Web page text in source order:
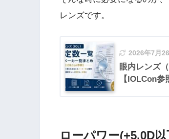
レンズです。
2026年7月
眼内レンズ
【IOLCon参
ローパワー(+5.0D